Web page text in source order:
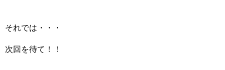
それでは・・・
次回を待て！！